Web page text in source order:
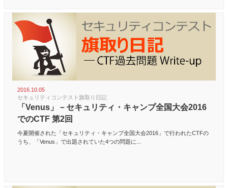
2016.10.05
セキュリティコンテスト旗取り日記
「Venus」－セキュリティ・キャンプ全国大会2016
でのCTF 第2回
今夏開催された「セキュリティ・キャンプ全国大会2016」で行われたCTFの
うち、「Venus」で出題されていた4つの問題に...